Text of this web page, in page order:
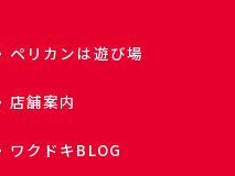
ペリカンは遊び場
店舗案内
ワクドキBLOG